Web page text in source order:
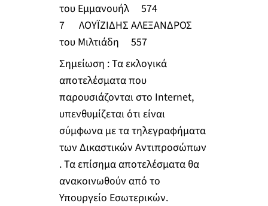
του Εμμανουήλ 574
7 ΛΟΥΪΖΙΔΗΣ ΑΛΕΞΑΝΔΡΟΣ
του Μιλτιάδη 557
Σημείωση : Τα εκλογικά
αποτελέσματα που
παρουσιάζονται στο Internet,
υπενθυμίζεται ότι είναι
σύμφωνα με τα τηλεγραφήματα
των Δικαστικών Αντιπροσώπων
. Τα επίσημα αποτελέσματα θα
ανακοινωθούν από το
Υπουργείο Εσωτερικών.